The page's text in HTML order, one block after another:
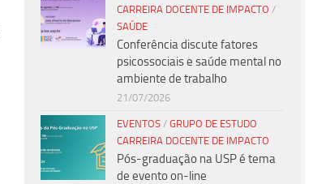
CARREIRA DOCENTE DE IMPACTO /
SAÚDE
Conferência discute fatores
psicossociais e saúde mental no
ambiente de trabalho
21/07/2026
EVENTOS / GRUPO DE ESTUDO
CARREIRA DOCENTE DE IMPACTO
Pós-graduação na USP é tema
de evento on-line